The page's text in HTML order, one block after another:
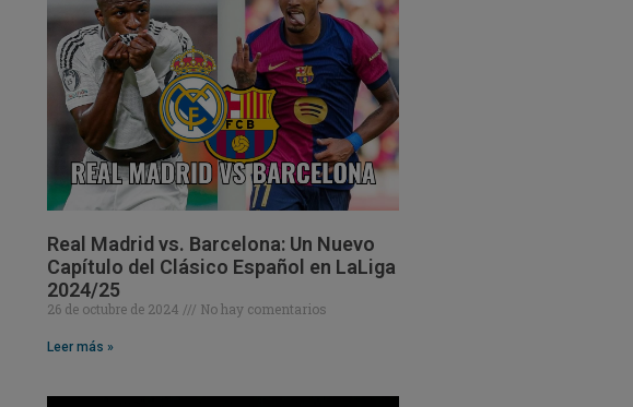
Real Madrid vs. Barcelona: Un Nuevo
Capítulo del Clásico Español en LaLiga
2024/25
26 de octubre de 2024 No hay comentarios
Leer más »